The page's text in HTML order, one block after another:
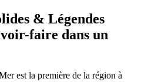
& Légendes
faire dans un
est la première de la région à